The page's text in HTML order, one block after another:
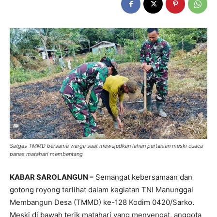
Satgas TMMD bersama warga saat mewujudkan lahan pertanian meski cuaca
panas matahari membentang
KABAR SAROLANGUN – Semangat kebersamaan dan
gotong royong terlihat dalam kegiatan TNI Manunggal
Membangun Desa (TMMD) ke-128 Kodim 0420/Sarko.
Meski di bawah terik matahari yang menyengat, anggota